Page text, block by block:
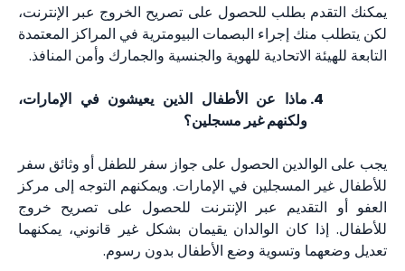
يمكنك التقدم بطلب للحصول على تصريح الخروج عبر الإنترنت،
لكن يتطلب منك إجراء البصمات البيومترية في المراكز المعتمدة
التابعة للهيئة الاتحادية للهوية والجنسية والجمارك وأمن المنافذ.
ماذا عن الأطفال الذين يعيشون في الإمارات،
ولكنهم غير مسجلين؟
يجب على الوالدين الحصول على جواز سفر للطفل أو وثائق سفر
للأطفال غير المسجلين في الإمارات. ويمكنهم التوجه إلى مركز
العفو أو التقديم عبر الإنترنت للحصول على تصريح خروج
للأطفال. إذا كان الوالدان يقيمان بشكل غير قانوني، يمكنهما
تعديل وضعهما وتسوية وضع الأطفال بدون رسوم.